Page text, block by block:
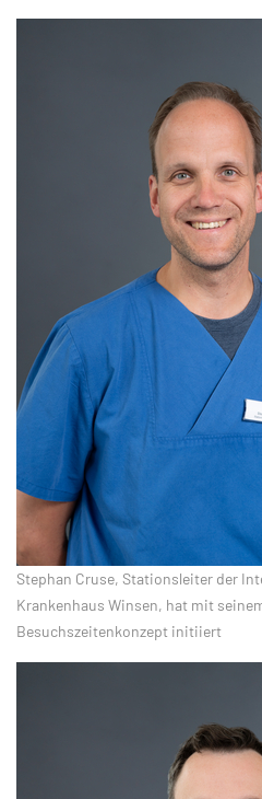
Stephan Cruse, Stationsleiter der
Krankenhaus Winsen, hat mit
Besuchszeitenkonzept initiiert